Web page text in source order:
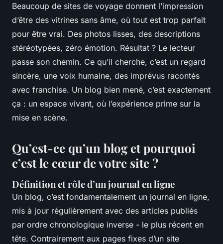
Beaucoup de sites de voyage donnent l’impression
d’être des vitrines sans âme, où tout est trop parfait
pour être vrai. Des photos lisses, des descriptions
stéréotypées, zéro émotion. Résultat ? Le lecteur
passe son chemin. Ce qu’il cherche, c’est un regard
sincère, une voix humaine, des imprévus racontés
avec franchise. Un blog bien mené, c’est exactement
ça : un espace vivant, où l’expérience prime sur la
mise en scène.
Qu’est-ce qu’un blog et pourquoi
c’est le cœur de votre site ?
Définition et rôle d’un journal en ligne
Un blog, c’est fondamentalement un journal en ligne,
mis à jour régulièrement avec des articles publiés
par ordre chronologique inverse - le plus récent en
tête. Contrairement aux pages fixes d’un site